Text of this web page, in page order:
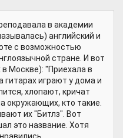
в академии
английский и
с возможностью
стране. И вот
Москве): "Приехала в
гитарах играют у дома и
хлопают, кричат
окружающих, кто такие.
их "Битлз". Вот
это название. Хотя